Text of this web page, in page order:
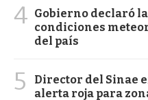
4 Gobierno declaró
condiciones
del país
5
Director del Sinae
alerta roja para